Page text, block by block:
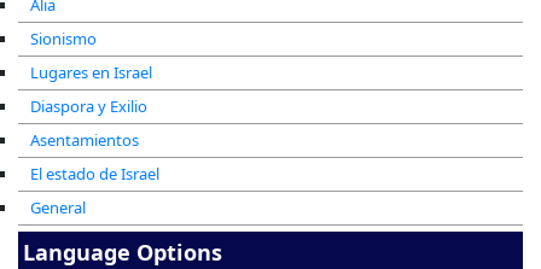
Alia
Sionismo
Lugares en Israel
Diaspora y Exilio
Asentamientos
El estado de Israel
General
Language Options